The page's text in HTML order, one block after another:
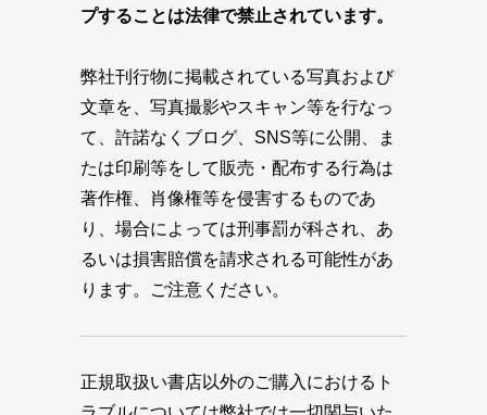
プすることは法律で禁止されています。
弊社刊行物に掲載されている写真および
文章を、写真撮影やスキャン等を行なっ
て、許諾なくブログ、SNS等に公開、ま
たは印刷等をして販売・配布する行為は
著作権、肖像権等を侵害するものであ
り、場合によっては刑事罰が科され、あ
るいは損害賠償を請求される可能性があ
ります。ご注意ください。
正規取扱い書店以外のご購入におけるト